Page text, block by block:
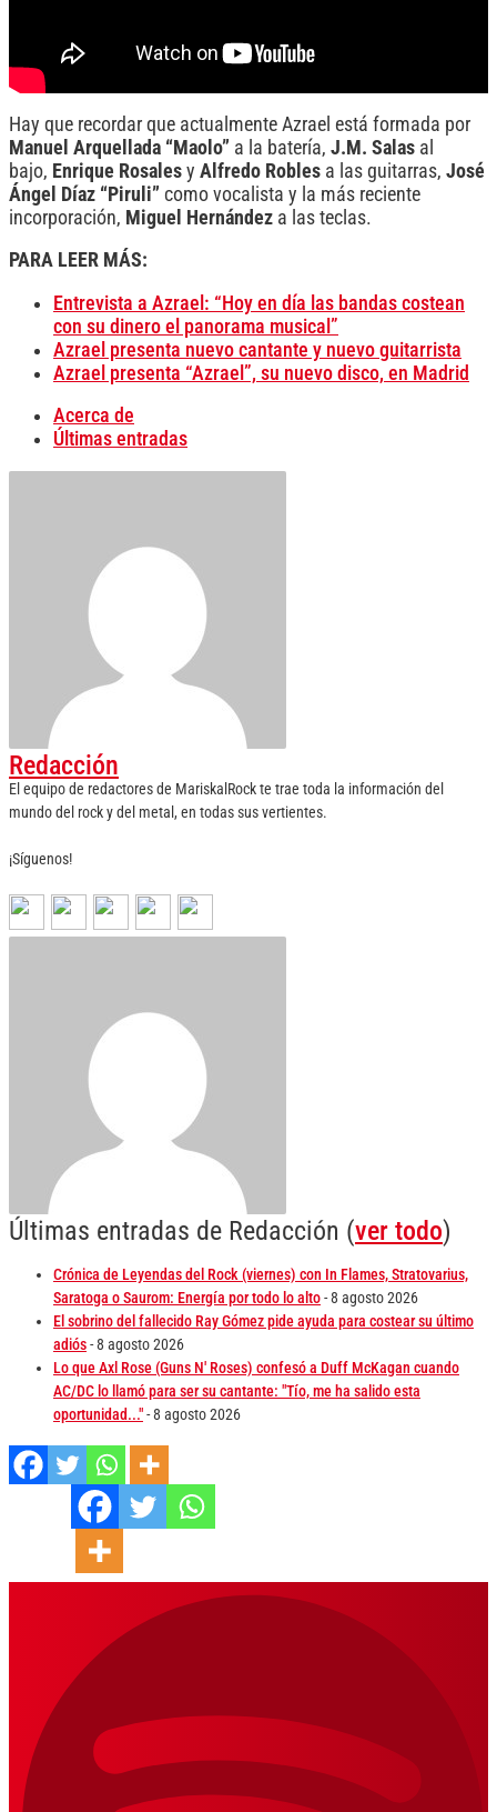
Hay que recordar que actualmente Azrael está formada por
Manuel Arquellada “Maolo” a la batería, J.M. Salas al
bajo, Enrique Rosales y Alfredo Robles a las guitarras, José
Ángel Díaz “Piruli” como vocalista y la más reciente
incorporación, Miguel Hernández a las teclas.
PARA LEER MÁS:
Entrevista a Azrael: “Hoy en día las bandas costean
con su dinero el panorama musical”
Azrael presenta nuevo cantante y nuevo guitarrista
Azrael presenta “Azrael”, su nuevo disco, en Madrid
Acerca de
Últimas entradas
Redacción
El equipo de redactores de MariskalRock te trae toda la información del
mundo del rock y del metal, en todas sus vertientes.
¡Síguenos!
Últimas entradas de Redacción (ver todo)
Crónica de Leyendas del Rock (viernes) con In Flames, Stratovarius,
Saratoga o Saurom: Energía por todo lo alto- 8 agosto 2026
El sobrino del fallecido Ray Gómez pide ayuda para costear su último
adiós- 8 agosto 2026
Lo que Axl Rose (Guns N' Roses) confesó a Duff McKagan cuando
AC/DC lo llamó para ser su cantante: "Tío, me ha salido esta
oportunidad..."- 8 agosto 2026